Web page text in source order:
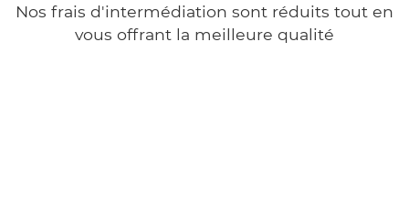
Nos frais d'intermédiation sont réduits tout en
vous offrant la meilleure qualité